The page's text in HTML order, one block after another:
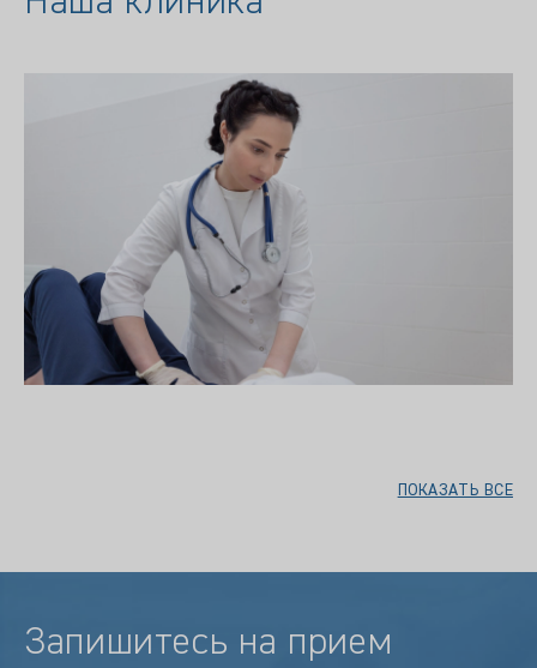
ПОКАЗАТЬ ВСЕ
Запишитесь на прием